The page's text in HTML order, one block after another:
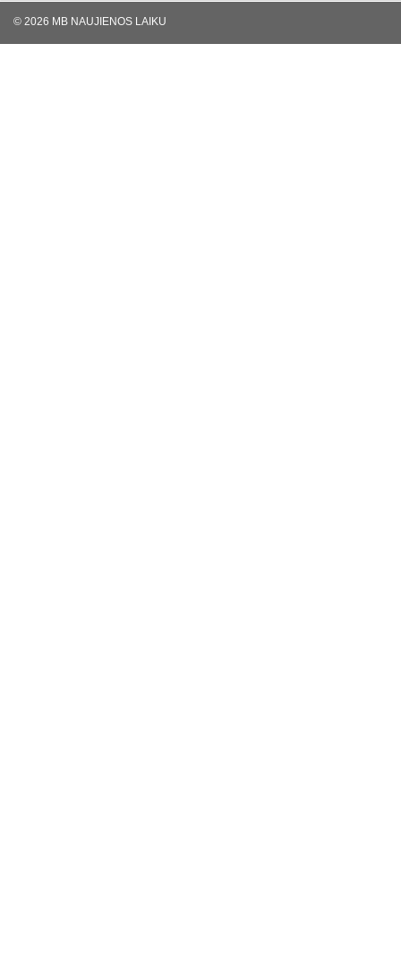
© 2026 MB NAUJIENOS LAIKU